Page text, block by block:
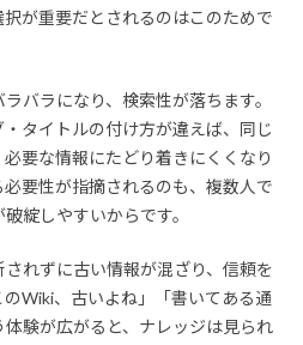
が重要だとされるのはこのためで
バラになり、検索性が落ちます。
タイトルの付け方が違えば、同じ
要な情報にたどり着きにくくなり
要性が指摘されるのも、複数人で
綻しやすいからです。
れずに古い情報が混ざり、信頼を
Wiki、古いよね」「書いてある通
験が広がると、ナレッジは見られ